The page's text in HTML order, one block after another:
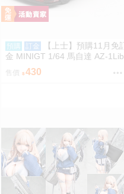
預購 訂金
【上士】預購11月免訂
金 MINIGT 1/64 馬自達 AZ-1Lib
erty Walk LB40 日之丸 紅 右駕 3
9685 0809
售價 430